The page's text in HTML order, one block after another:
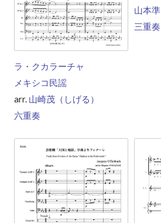
ラ・クカラーチャ
メキシコ民謡
arr. 山崎茂（しげる）
六重奏
山本準
三重奏